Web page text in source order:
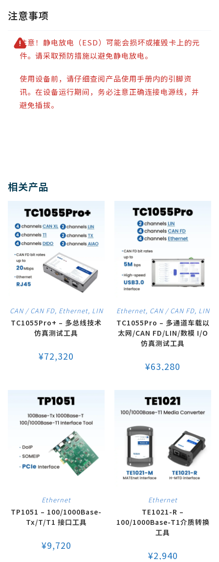
注意事项
注意！静电放电（ESD）可能会损坏或摧毁卡上的元
件。请采取预防措施以避免静电放电。
使用设备前，请仔细查阅产品使用手册内的引脚资
讯。在设备运行期间，务必注意正确连接电源线，并
避免插拔。
相关产品
CAN / CAN FD, Ethernet, LIN
TC1055Pro+ – 多总线技术
仿真测试工具
¥72,320
Ethernet, CAN / CAN FD, LIN
TC1055Pro – 多通道车载以
太网/CAN FD/LIN/数模 I/O
仿真测试工具
¥63,280
Ethernet
TP1051 – 100/1000Base-
Tx/T/T1 接口工具
¥9,720
Ethernet
TE1021-R –
100/1000Base-T1介质转换
工具
¥2,940